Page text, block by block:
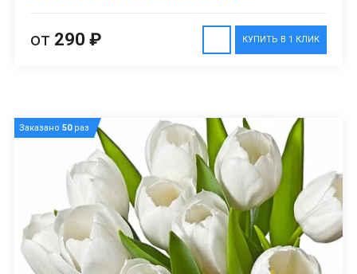
КУПИТЬ В 1 КЛИК
от 290 ₽
Заказано 50раз